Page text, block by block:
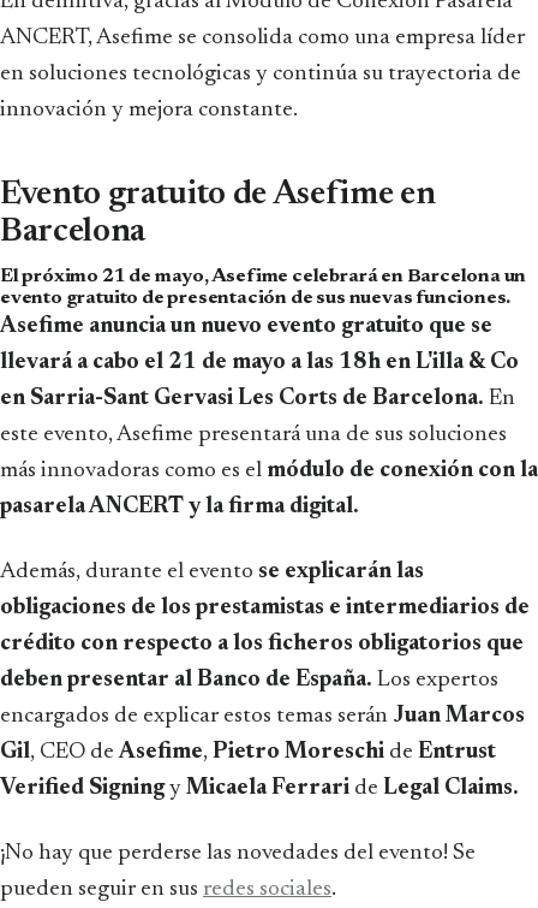
ANCERT, Asefime se consolida como una empresa líder
en soluciones tecnológicas y continúa su trayectoria de
innovación y mejora constante.
Evento gratuito de Asefime en
Barcelona
El próximo 21 de mayo, Asefime celebrará en Barcelona un
evento gratuito de presentación de sus nuevas funciones.
Asefime anuncia un nuevo evento gratuito que se
llevará a cabo el 21 de mayo a las 18h en L'illa & Co
en Sarria-Sant Gervasi Les Corts de Barcelona. En
este evento, Asefime presentará una de sus soluciones
más innovadoras como es el módulo de conexión con la
pasarela ANCERT y la firma digital.
Además, durante el evento se explicarán las
obligaciones de los prestamistas e intermediarios de
crédito con respecto a los ficheros obligatorios que
deben presentar al Banco de España. Los expertos
encargados de explicar estos temas serán Juan Marcos
Gil, CEO deAsefime, Pietro Moreschi de Entrust
Verified Signingy Micaela Ferrari de Legal Claims.
¡No hay que perderse las novedades del evento! Se
pueden seguir en sus redes sociales.